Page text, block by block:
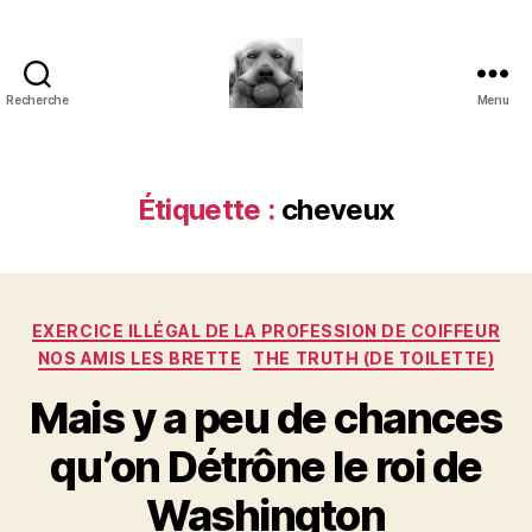
Recherche
paradoxe
en
Menu
Étiquette : cheveux
Catégories
EXERCICE ILLÉGAL DE LA PROFESSION DE COIFFEUR
NOS AMIS LES BRETTE
THE TRUTH (DE TOILETTE)
Mais y a peu de chances
qu’on Détrône le roi de
Washington